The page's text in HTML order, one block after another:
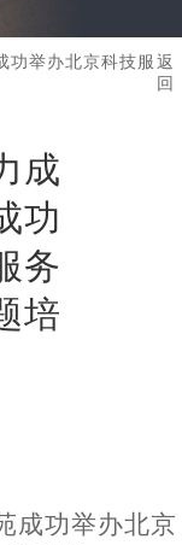
功举办北京科技服返
回
成
功
务
培
成功举办北京